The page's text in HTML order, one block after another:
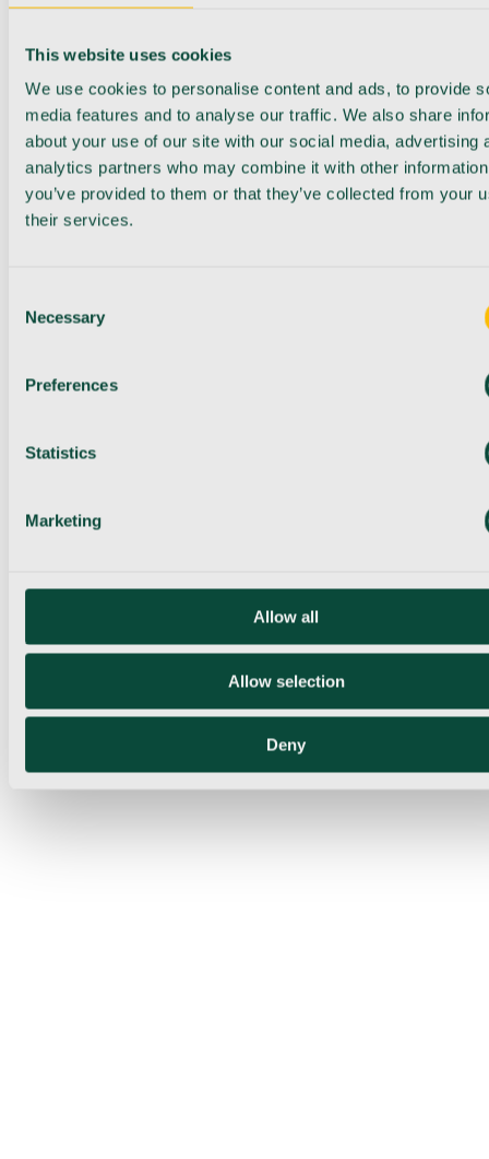
This website uses cookies
We use cookies to personalise content and ads, to provide
media features and to analyse our traffic. We also share
about your use of our site with our social media, advertising
analytics partners who may combine it with other
you’ve provided to them or that they’ve collected from your
their services.
Selection
Necessary
Preferences
Statistics
Marketing
Allow all
Allow selection
Deny